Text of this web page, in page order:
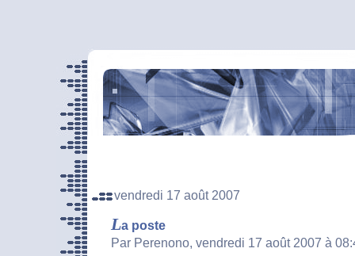
vendredi 17 août 2007
La poste
Par Perenono, vendredi 17 août 2007 à